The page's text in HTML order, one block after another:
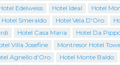
Edelweiss Hotel Ideal Hotel
Hotel Smeraldo Hotel Vela D'Oro
Hotel Casa Maria Hotel Da
Villa Josefine Montresor Hotel
Agnello d'Oro Hotel Monte Baldo